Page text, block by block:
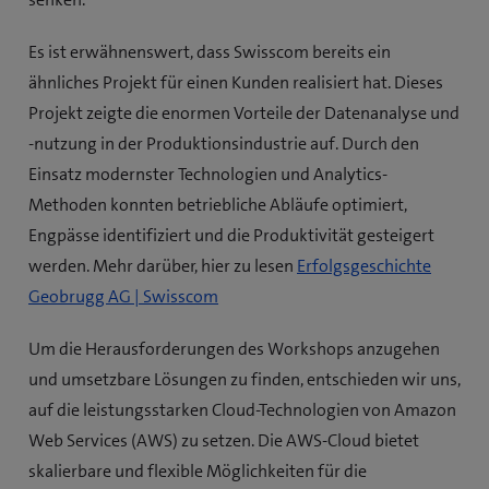
Es ist erwähnenswert, dass Swisscom bereits ein
ähnliches Projekt für einen Kunden realisiert hat. Dieses
Projekt zeigte die enormen Vorteile der Datenanalyse und
-nutzung in der Produktionsindustrie auf. Durch den
Einsatz modernster Technologien und Analytics-
Methoden konnten betriebliche Abläufe optimiert,
Engpässe identifiziert und die Produktivität gesteigert
werden. Mehr darüber, hier zu lesen Erfolgsgeschichte
Geobrugg AG | Swisscom
f
f
n
e
t
Um die Herausforderungen des Workshops anzugehen
und umsetzbare Lösungen zu finden, entschieden wir uns,
auf die leistungsstarken Cloud-Technologien von Amazon
Web Services (AWS) zu setzen. Die AWS-Cloud bietet
skalierbare und flexible Möglichkeiten für die